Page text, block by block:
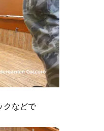
クなどで